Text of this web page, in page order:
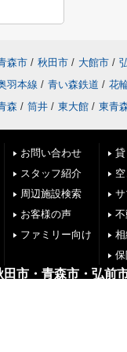
森市 / 秋田市 / 大館市 /
羽本線 / 青い森鉄道 / 花
森 / 筒井 / 東大館 / 東青
お問い合わせ
スタッフ紹介
周辺施設検索
お客様の声
ファミリー向け
市・青森市・弘前